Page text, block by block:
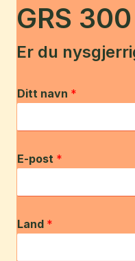
GRS
Er du
Ditt navn *
E-post *
Land *